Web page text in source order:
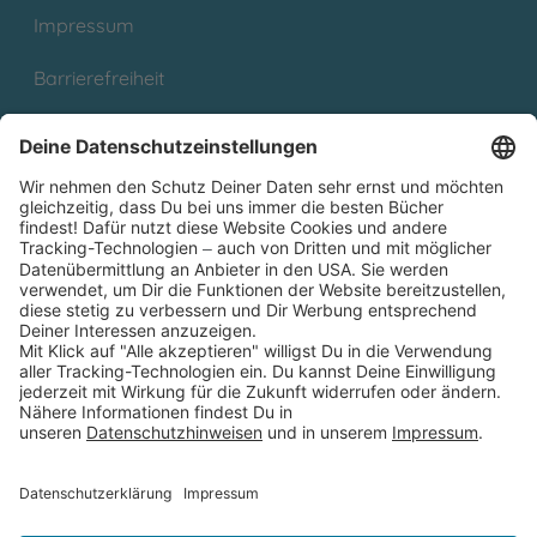
Impressum
Barrierefreiheit
Partnerprogramm (Affiliate)
Folge uns auf
* Versandkostenfrei ab 9,00 € Bestellwert innerhalb
Deutschlands
** Lieferzeit 1-3 Werktage innerhalb Deutschlands
Thienemann-Esslinger Verlag GmbH, Blumenstraße 36, D-70182